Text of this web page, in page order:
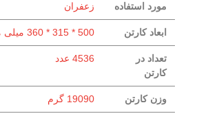
مورد استفاده زعفران
ابعاد کارتن 500 * 315 * 360 میلی متر
تعداد در
کارتن
4536 عدد
وزن کارتن 19090 گرم